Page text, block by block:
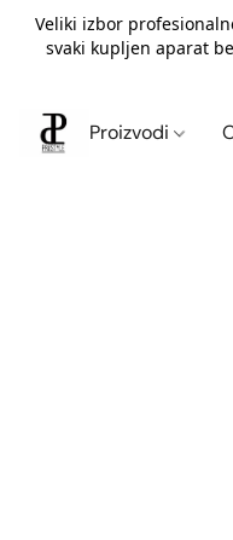
Veliki izbor
svaki kupljen aparat
Proizvodi